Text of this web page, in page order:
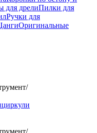
для дрелиПилки для
Ручки для
Оригинальные
/
/